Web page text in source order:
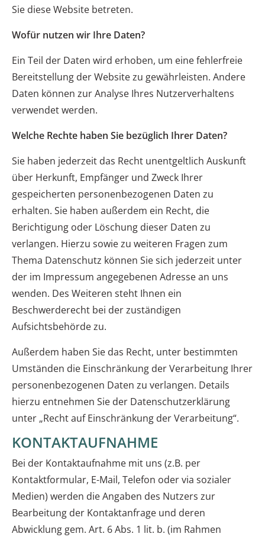
Sie diese Website betreten.
Wofür nutzen wir Ihre Daten?
Ein Teil der Daten wird erhoben, um eine fehlerfreie
Bereitstellung der Website zu gewährleisten. Andere
Daten können zur Analyse Ihres Nutzerverhaltens
verwendet werden.
Welche Rechte haben Sie bezüglich Ihrer Daten?
Sie haben jederzeit das Recht unentgeltlich Auskunft
über Herkunft, Empfänger und Zweck Ihrer
gespeicherten personenbezogenen Daten zu
erhalten. Sie haben außerdem ein Recht, die
Berichtigung oder Löschung dieser Daten zu
verlangen. Hierzu sowie zu weiteren Fragen zum
Thema Datenschutz können Sie sich jederzeit unter
der im Impressum angegebenen Adresse an uns
wenden. Des Weiteren steht Ihnen ein
Beschwerderecht bei der zuständigen
Aufsichtsbehörde zu.
Außerdem haben Sie das Recht, unter bestimmten
Umständen die Einschränkung der Verarbeitung Ihrer
personenbezogenen Daten zu verlangen. Details
hierzu entnehmen Sie der Datenschutzerklärung
unter „Recht auf Einschränkung der Verarbeitung“.
KONTAKTAUFNAHME
Bei der Kontaktaufnahme mit uns (z.B. per
Kontaktformular, E-Mail, Telefon oder via sozialer
Medien) werden die Angaben des Nutzers zur
Bearbeitung der Kontaktanfrage und deren
Abwicklung gem. Art. 6 Abs. 1 lit. b. (im Rahmen